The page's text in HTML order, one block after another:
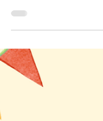
2014, în Satu Mare,
poveștile frumoase
pasiune. Iulia
citească și visează
devină scriitoare